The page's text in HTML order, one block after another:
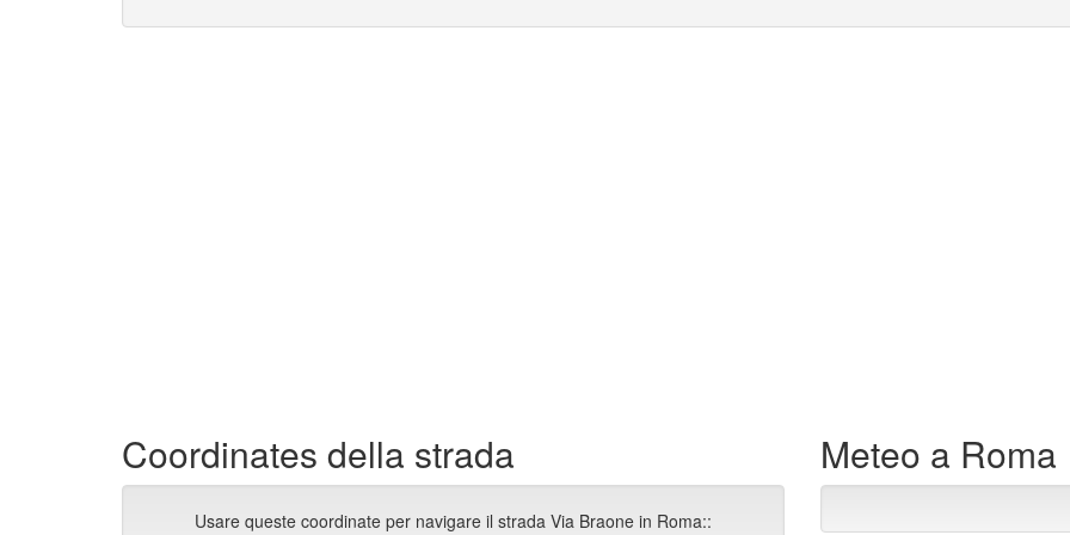
Coordinates della strada
Usare queste coordinate per navigare il strada Via Braone in Roma::
Meteo a Roma